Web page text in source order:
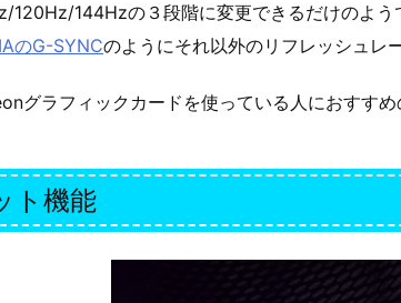
120Hz/144Hzの３段階に変更できるだけのよう
のG-SYNCのようにそれ以外のリフレッシュレ
グラフィックカードを使っている人におすすめ
ト機能